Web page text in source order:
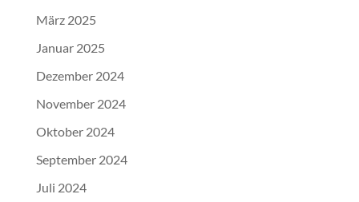
März 2025
Januar 2025
Dezember 2024
November 2024
Oktober 2024
September 2024
Juli 2024